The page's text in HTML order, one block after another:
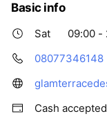
Basic info
Sat
09:00 -
08077346148
Cash accepted